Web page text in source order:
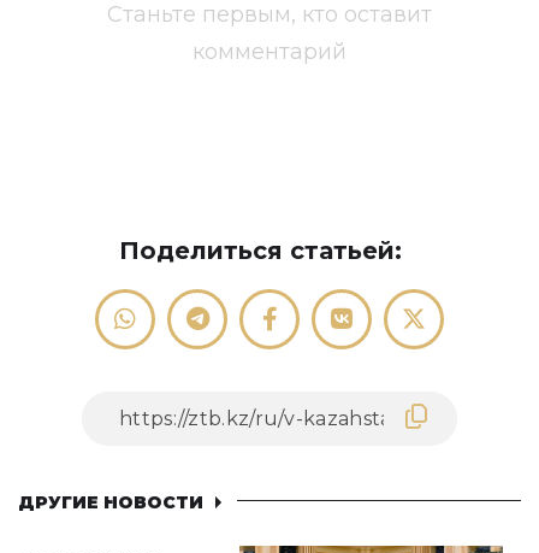
Станьте первым, кто оставит
комментарий
Поделиться статьей:
ДРУГИЕ НОВОСТИ